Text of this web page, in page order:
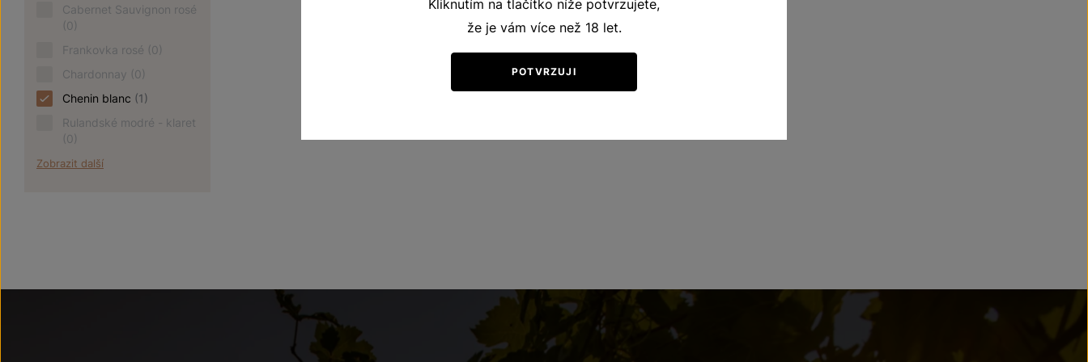
Cabernet Sauvignon rosé
(0)
Frankovka rosé (0)
Chardonnay (0)
Chenin blanc (1)
Rulandské modré - klaret
(0)
Zobrazit další
Kliknutím na tlačítko níže potvrzujete,
že je vám více než 18 let.
POTVRZUJI